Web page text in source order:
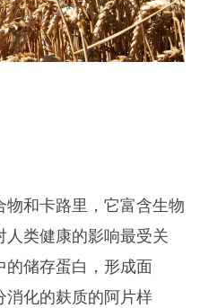
和卡路里，它富含生物
类健康的影响最受关
储存蛋白，形成面
消化的麸质的阿片样